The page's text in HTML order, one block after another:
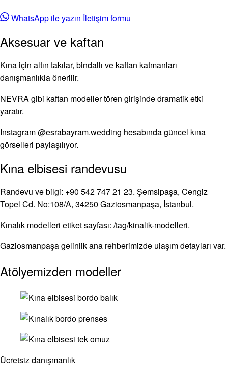
WhatsApp ile yazın İletişim formu
Aksesuar ve kaftan
Kına için altın takılar, bindallı ve kaftan katmanları
danışmanlıkla önerilir.
NEVRA gibi kaftan modeller tören girişinde dramatik etki
yaratır.
Instagram @esrabayram.wedding hesabında güncel kına
görselleri paylaşılıyor.
Kına elbisesi randevusu
Randevu ve bilgi: +90 542 747 21 23. Şemsipaşa, Cengiz
Topel Cd. No:108/A, 34250 Gaziosmanpaşa, İstanbul.
Kınalık modelleri etiket sayfası: /tag/kinalik-modelleri.
Gaziosmanpaşa gelinlik ana rehberimizde ulaşım detayları var.
Atölyemizden modeller
Ücretsiz danışmanlık